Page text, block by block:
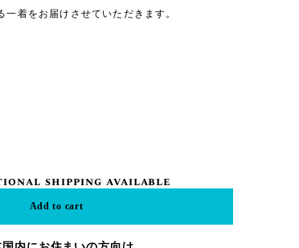
一着をお届けさせていただきます。
shipping available
Add to cart